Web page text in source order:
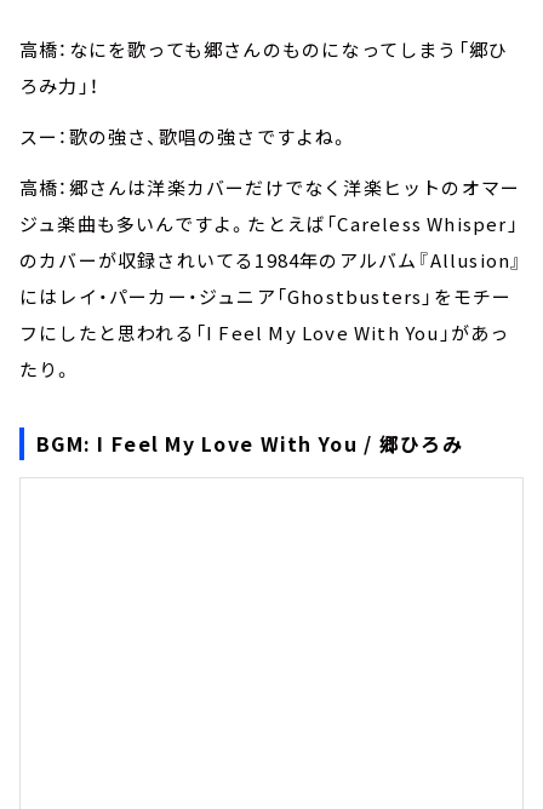
高橋：なにを歌っても郷さんのものになってしまう「郷ひ
ろみ力」！
スー：歌の強さ、歌唱の強さですよね。
高橋：郷さんは洋楽カバーだけでなく洋楽ヒットのオマー
ジュ楽曲も多いんですよ。たとえば「Careless Whisper」
のカバーが収録されいてる1984年のアルバム『Allusion』
にはレイ・パーカー・ジュニア「Ghostbusters」をモチー
フにしたと思われる「I Feel My Love With You」があっ
たり。
BGM: I Feel My Love With You / 郷ひろみ